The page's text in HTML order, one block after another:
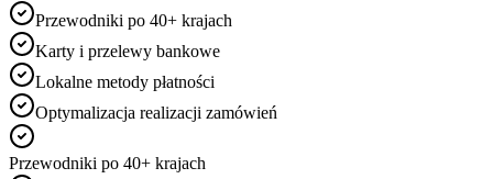
Przewodniki po 40+ krajach
Karty i przelewy bankowe
Lokalne metody płatności
Optymalizacja realizacji zamówień
Przewodniki po 40+ krajach